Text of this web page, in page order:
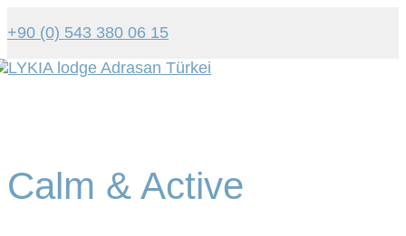
+90 (0) 543 380 06 15
Calm & Active